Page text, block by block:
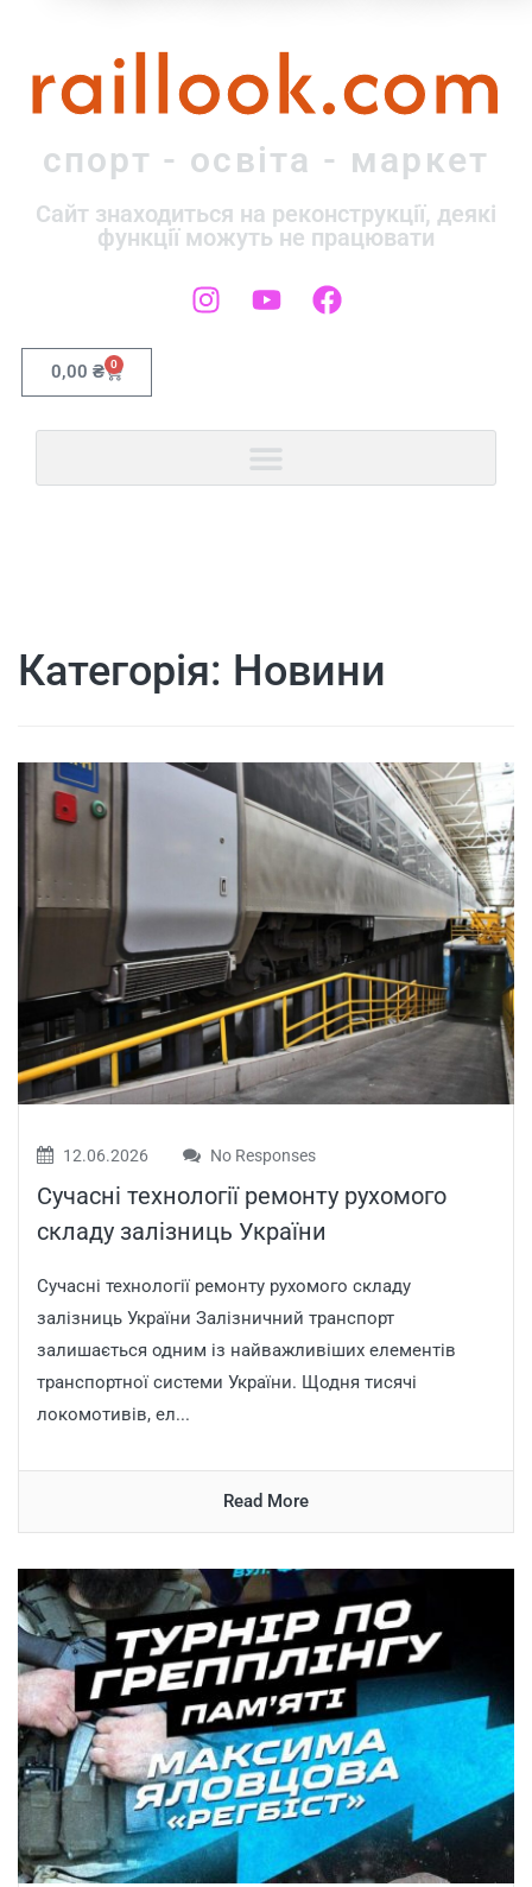
raillook.com
спорт - освіта - маркет
Сайт знаходиться на реконструкції, деякі
функції можуть не працювати
0,00 ₴ 0
Категорія: Новини
12.06.2026 No Responses
Сучасні технології ремонту рухомого
складу залізниць України
Сучасні технології ремонту рухомого складу
залізниць України Залізничний транспорт
залишається одним із найважливіших елементів
транспортної системи України. Щодня тисячі
локомотивів, ел...
Read More